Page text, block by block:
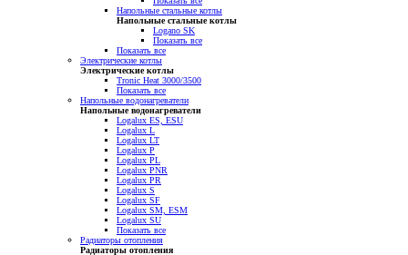
Напольные стальные котлы
Напольные стальные котлы
Logano SK
Показать все
Показать все
Электрические котлы
Электрические котлы
Tronic Heat 3000/3500
Показать все
Напольные водонагреватели
Напольные водонагреватели
Logalux ES, ESU
Logalux L
Logalux LT
Logalux P
Logalux PL
Logalux PNR
Logalux PR
Logalux S
Logalux SF
Logalux SM, ESM
Logalux SU
Показать все
Радиаторы отопления
Радиаторы отопления